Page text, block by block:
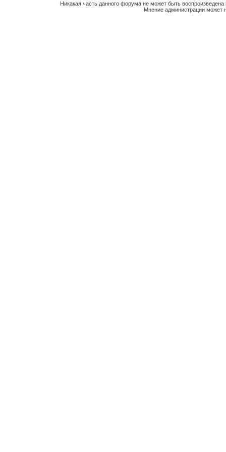
Никакая часть данного форума не может быть
Мнение администрации может